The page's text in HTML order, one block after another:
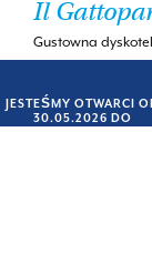
Il
Gustowna
świetną zabawę
Dowiedz się
JESTEŚMY OTWARCI
30.05.2026 DO
14.09.2026